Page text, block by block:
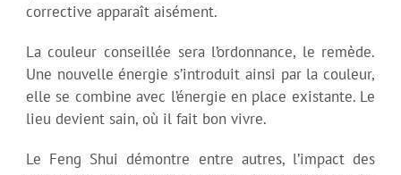
corrective apparaît aisément.
La couleur conseillée sera l’ordonnance, le remède.
Une nouvelle énergie s’introduit ainsi par la couleur,
elle se combine avec l’énergie en place existante. Le
lieu devient sain, où il fait bon vivre.
Le Feng Shui démontre entre autres, l’impact des